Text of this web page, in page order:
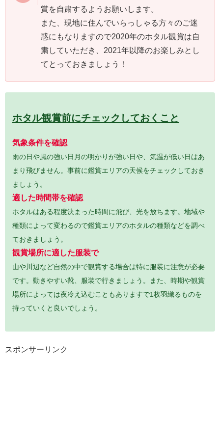
賞を自粛するようお願いします。
また、現地に住んでいらっしゃる方々のご迷
惑にもなりますので2020年のホタル観賞は自
粛していただき、2021年以降のお楽しみとし
てとっておきましょう！
ホタル観賞前にチェックしておくこと
気象条件を確認
雨の日や風の強い日月の明かりが強い日や、気温が低い日はあ
まり飛びません。事前に鑑賞エリアの天候をチェックしておき
ましょう。
適した時間帯を確認
ホタルはある程度決まった時間に飛び、光を放ちます。地域や
種類によって変わるので鑑賞エリアのホタルの種類などを調べ
ておきましょう。
観賞場所に適した服装で
山や川辺など自然の中で観賞する場合は特に服装に注意が必要
です。動きやすい靴、服装で行きましょう。また、時期や観賞
場所によっては夜冷え込むこともありますで1枚羽織るものを
持っていくと良いでしょう。
スポンサーリンク